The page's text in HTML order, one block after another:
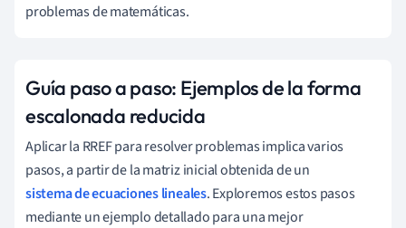
problemas de matemáticas.
Guía paso a paso: Ejemplos de la forma
escalonada reducida
Aplicar la RREF para resolver problemas implica varios
pasos, a partir de la matriz inicial obtenida de un
sistema de ecuaciones lineales. Exploremos estos pasos
mediante un ejemplo detallado para una mejor